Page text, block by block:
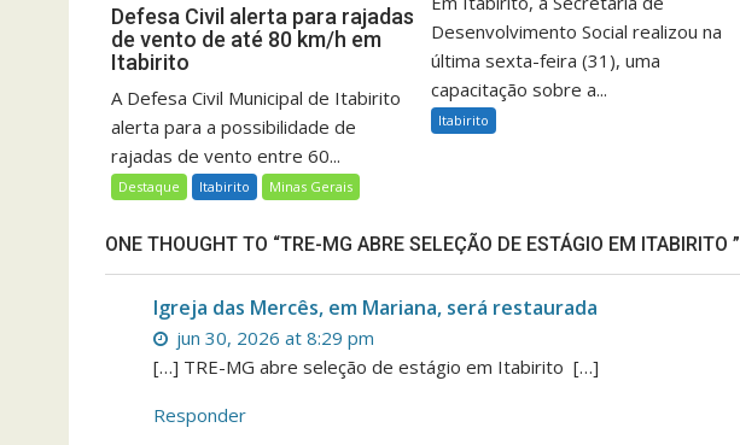
Defesa Civil alerta para rajadas
de vento de até 80 km/h em
Itabirito
A Defesa Civil Municipal de Itabirito
alerta para a possibilidade de
rajadas de vento entre 60...
Destaque Itabirito Minas Gerais
Desenvolvimento Social realizou na
última sexta-feira (31), uma
capacitação sobre a...
Itabirito
ONE THOUGHT TO “TRE-MG ABRE SELEÇÃO DE ESTÁGIO EM ITABIRITO ”
Igreja das Mercês, em Mariana, será restaurada
jun 30, 2026 at 8:29 pm
[…] TRE-MG abre seleção de estágio em Itabirito […]
Responder